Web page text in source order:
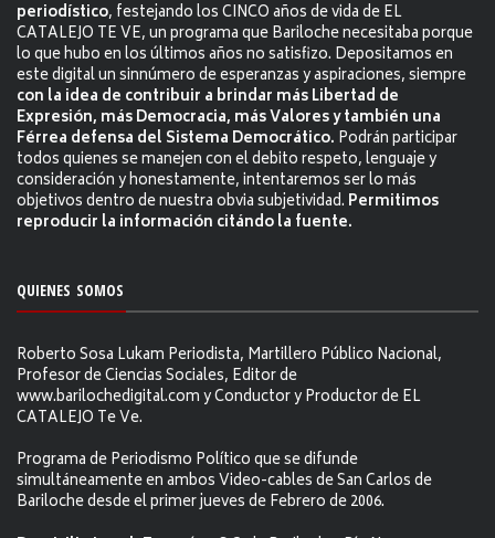
periodístico, festejando los CINCO años de vida de EL
CATALEJO TE VE, un programa que Bariloche necesitaba porque
lo que hubo en los últimos años no satisfizo. Depositamos en
este digital un sinnúmero de esperanzas y aspiraciones, siempre
con la idea de contribuir a brindar más Libertad de
Expresión, más Democracia, más Valores y también una
Férrea defensa del Sistema Democrático. Podrán participar
todos quienes se manejen con el debito respeto, lenguaje y
consideración y honestamente, intentaremos ser lo más
objetivos dentro de nuestra obvia subjetividad. Permitimos
reproducir la información citándo la fuente.
QUIENES SOMOS
Roberto Sosa Lukam Periodista, Martillero Público Nacional,
Profesor de Ciencias Sociales, Editor de
www.barilochedigital.com y Conductor y Productor de EL
CATALEJO Te Ve.
Programa de Periodismo Político que se difunde
simultáneamente en ambos Video-cables de San Carlos de
Bariloche desde el primer jueves de Febrero de 2006.